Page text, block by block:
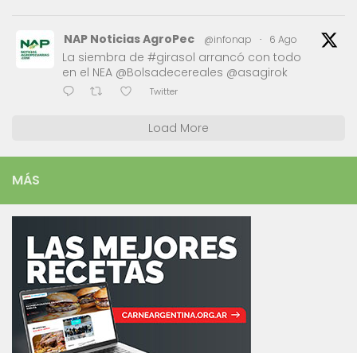
NAP Noticias AgroPec @infonap · 6 Ago
La siembra de #girasol arrancó con todo
en el NEA @Bolsadecereales @asagirok
Twitter
Load More
MÁS